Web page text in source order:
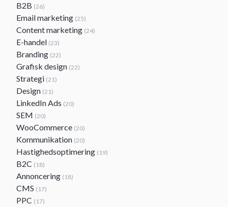
B2B (26)
Email marketing (25)
Content marketing (24)
E-handel (23)
Branding (22)
Grafisk design (22)
Strategi (21)
Design (21)
LinkedIn Ads (20)
SEM (20)
WooCommerce (20)
Kommunikation (20)
Hastighedsoptimering (19)
B2C (18)
Annoncering (18)
CMS (17)
PPC (17)